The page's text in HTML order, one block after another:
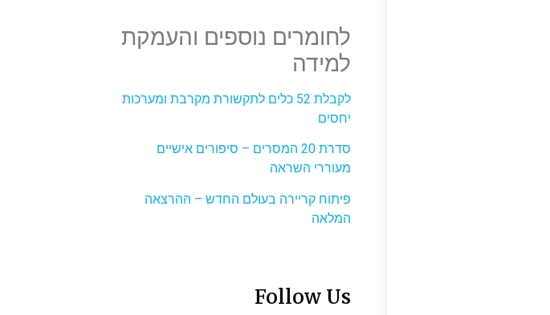
לחומרים נוספים והעמקת
למידה
לקבלת 52 כלים לתקשורת מקרבת ומערכות
יחסים
סדרת 20 המסרים – סיפורים אישיים
מעוררי השראה
פיתוח קריירה בעולם החדש – ההרצאה
המלאה
Follow Us